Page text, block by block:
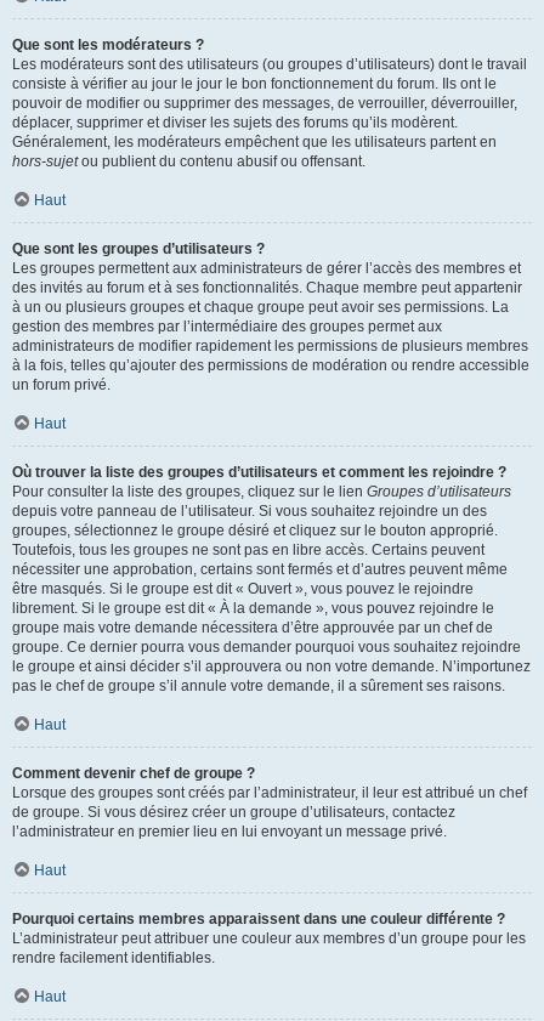
Que sont les modérateurs ?
Les modérateurs sont des utilisateurs (ou groupes d’utilisateurs) dont le travail
consiste à vérifier au jour le jour le bon fonctionnement du forum. Ils ont le
pouvoir de modifier ou supprimer des messages, de verrouiller, déverrouiller,
déplacer, supprimer et diviser les sujets des forums qu’ils modèrent.
Généralement, les modérateurs empêchent que les utilisateurs partent en
hors-sujetou publient du contenu abusif ou offensant.
Haut
Que sont les groupes d’utilisateurs ?
Les groupes permettent aux administrateurs de gérer l’accès des membres et
des invités au forum et à ses fonctionnalités. Chaque membre peut appartenir
à un ou plusieurs groupes et chaque groupe peut avoir ses permissions. La
gestion des membres par l’intermédiaire des groupes permet aux
administrateurs de modifier rapidement les permissions de plusieurs membres
à la fois, telles qu’ajouter des permissions de modération ou rendre accessible
un forum privé.
Haut
Où trouver la liste des groupes d’utilisateurs et comment les rejoindre ?
Pour consulter la liste des groupes, cliquez sur le lien Groupes d’utilisateurs
depuis votre panneau de l’utilisateur. Si vous souhaitez rejoindre un des
groupes, sélectionnez le groupe désiré et cliquez sur le bouton approprié.
Toutefois, tous les groupes ne sont pas en libre accès. Certains peuvent
nécessiter une approbation, certains sont fermés et d’autres peuvent même
être masqués. Si le groupe est dit « Ouvert », vous pouvez le rejoindre
librement. Si le groupe est dit « À la demande », vous pouvez rejoindre le
groupe mais votre demande nécessitera d’être approuvée par un chef de
groupe. Ce dernier pourra vous demander pourquoi vous souhaitez rejoindre
le groupe et ainsi décider s’il approuvera ou non votre demande. N’importunez
pas le chef de groupe s’il annule votre demande, il a sûrement ses raisons.
Haut
Comment devenir chef de groupe ?
Lorsque des groupes sont créés par l’administrateur, il leur est attribué un chef
de groupe. Si vous désirez créer un groupe d’utilisateurs, contactez
l’administrateur en premier lieu en lui envoyant un message privé.
Haut
Pourquoi certains membres apparaissent dans une couleur différente ?
L’administrateur peut attribuer une couleur aux membres d’un groupe pour les
rendre facilement identifiables.
Haut